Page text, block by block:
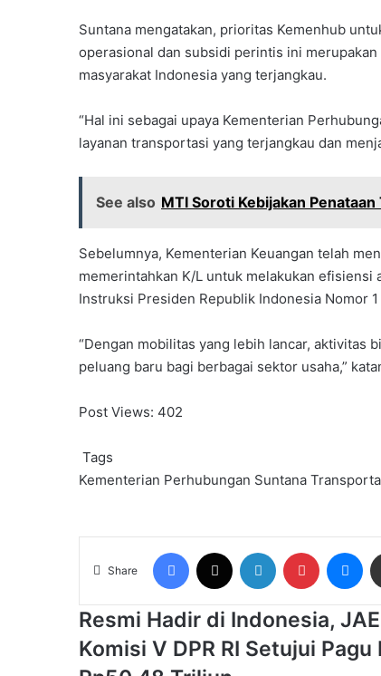
Suntana mengatakan, prioritas Kemenhub
operasional dan subsidi perintis ini
masyarakat Indonesia yang terjangkau.
“Hal ini sebagai upaya Kementerian
layanan transportasi yang terjangkau dan
See also MTI Soroti Kebijakan
Sebelumnya, Kementerian Keuangan telah
memerintahkan K/L untuk melakukan efisiensi
Instruksi Presiden Republik Indonesia Nomor
“Dengan mobilitas yang lebih lancar, aktivitas
peluang baru bagi berbagai sektor usaha,”
Post Views: 402
Tags
Kementerian Perhubungan Suntana
Share
Facebook LinkedIn Pinterest
Resmi
Hadir
di
Indonesia,
Resmi Hadir di Indonesia,
Komisi
Komisi V DPR RI Setujui